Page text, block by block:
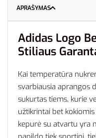
APRAŠYMAS
Adidas Logo
Stiliaus
Kai temperatūra
svarbiausia aprangos
sukurtas tiems, kurie
užtikrintai bet kokiomis
kepurė su atvartu yra